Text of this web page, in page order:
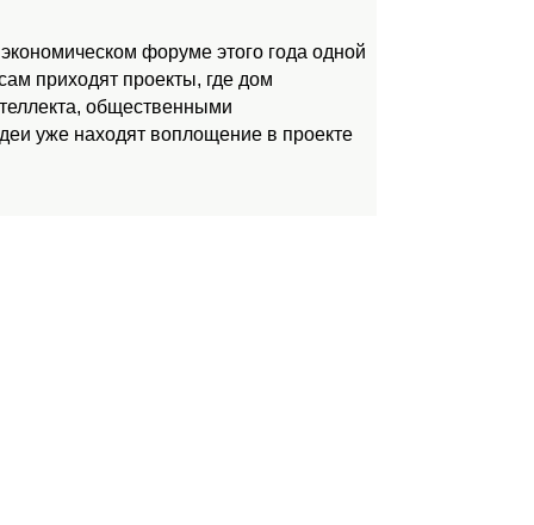
форуме этого года одной
приходят проекты, где дом
общественными
уже находят воплощение в проекте